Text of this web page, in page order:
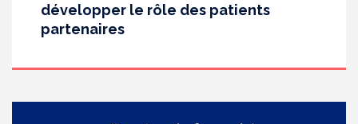
développer le rôle des patients
partenaires